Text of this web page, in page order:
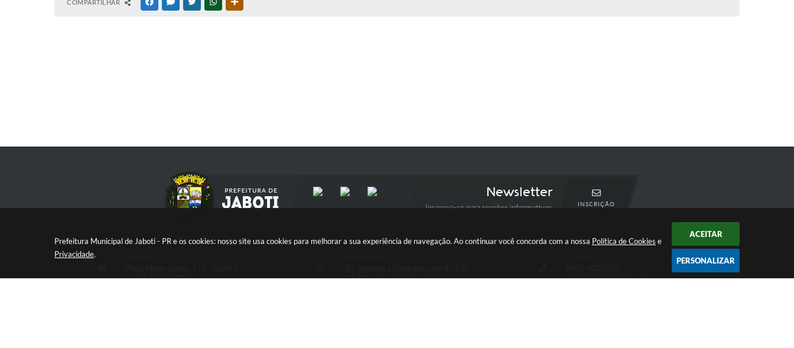
Prefeitura Municipal de Jaboti - PR e os cookies: nosso site usa cookies para melhorar a sua experiência de navegação. Ao continuar você concorda com a nossa Política de Cookies e
Privacidade.
ACEITAR
PERSONALIZAR
COMPARTILHAR FACEBOOKMESSENGER
TWITTERWHATSAPP
Newsletter
Inscreva-se para receber informativos INSCRIÇÃO
/ CEP: 84930-000
11:30 e das 13:00 às 16:00
contato@jaboti.pr.gov.br